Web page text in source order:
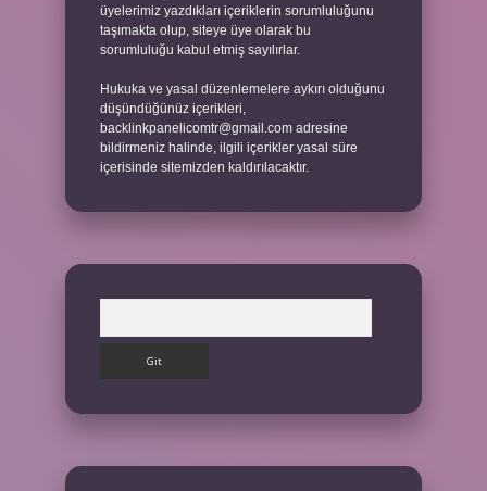
üyelerimiz yazdıkları içeriklerin sorumluluğunu
taşımakta olup, siteye üye olarak bu
sorumluluğu kabul etmiş sayılırlar.
Hukuka ve yasal düzenlemelere aykırı olduğunu
düşündüğünüz içerikleri,
backlinkpanelicomtr@gmail.com adresine
bildirmeniz halinde, ilgili içerikler yasal süre
içerisinde sitemizden kaldırılacaktır.